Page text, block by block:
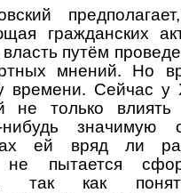
гражданских
путём
мнений. Но
времени. Сейчас у
не только
значимую
ей вряд ли
пытается
так как